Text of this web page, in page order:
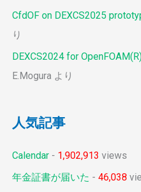
CfdOF on DEXCS2025
り
DEXCS2024 for
E.Mogura より
人気記事
Calendar - 1,902,913 views
年金証書が届いた - 46,038